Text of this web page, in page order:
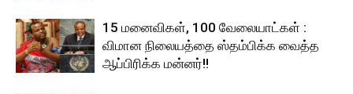
15 மனைவிகள், 100 வேலையாட்கள் :
விமான நிலையத்தை ஸ்தம்பிக்க வைத்த
ஆப்பிரிக்க மன்னர்!!